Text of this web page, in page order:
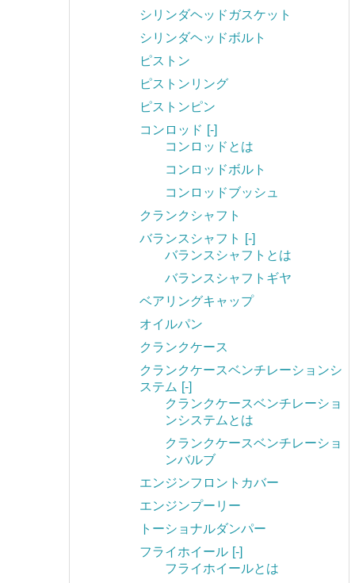
シリンダヘッドガスケット
シリンダヘッドボルト
ピストン
ピストンリング
ピストンピン
コンロッド [-]
コンロッドとは
コンロッドボルト
コンロッドブッシュ
クランクシャフト
バランスシャフト
[-]
バランスシャフトとは
バランスシャフトギヤ
ベアリングキャップ
オイルパン
クランクケース
クランクケースベンチレーションシ
ステム [-]
クランクケースベンチレーショ
ンシステムとは
クランクケースベンチレーショ
ンバルブ
エンジンフロントカバー
エンジンプーリー
トーショナルダンパー
フライホイール [-]
フライホイールとは